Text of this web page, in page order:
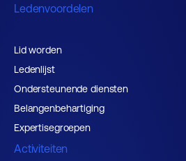
Ledenvoordelen
Lid worden
Ledenlijst
Ondersteunende diensten
Belangenbehartiging
Expertisegroepen
Activiteiten